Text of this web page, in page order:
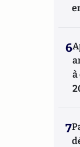
6
à
7